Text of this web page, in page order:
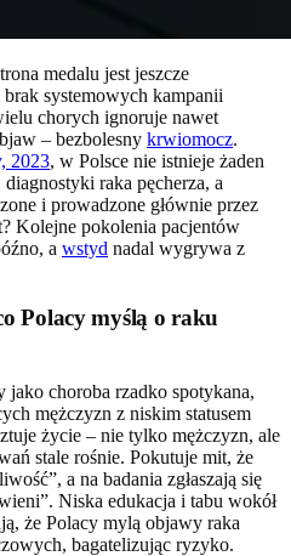
medalu jest jeszcze
brak systemowych kampanii
chorych ignoruje nawet
– bezbolesny krwiomocz.
2023, w Polsce nie istnieje żaden
raka pęcherza, a
i prowadzone głównie przez
Kolejne pokolenia pacjentów
a wstyd nadal wygrywa z
Polacy myślą o raku
jako choroba rzadko spotykana,
mężczyzn z niskim statusem
życie – nie tylko mężczyzn, ale
stale rośnie. Pokutuje mit, że
a na badania zgłaszają się
Niska edukacja i tabu wokół
że Polacy mylą objawy raka
bagatelizując ryzyko.